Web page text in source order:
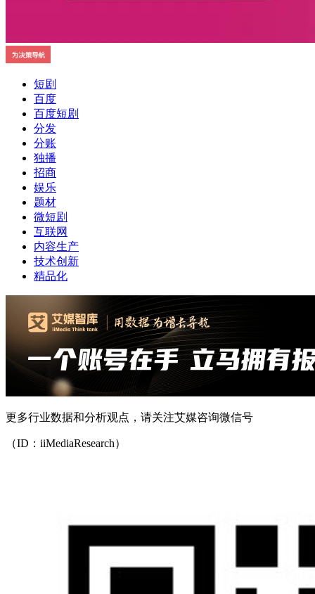
短剧
百度
百度短剧
分发
分账
独播
招商
娱乐
题材
微短剧
互联网
内容生产
技术创新
精品化
更多行业数据和分析观点，请关注艾媒咨询微信号
（ID：iiMediaResearch）